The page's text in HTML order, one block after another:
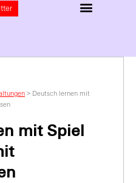
> Deutsch lernen mit
mit Spiel